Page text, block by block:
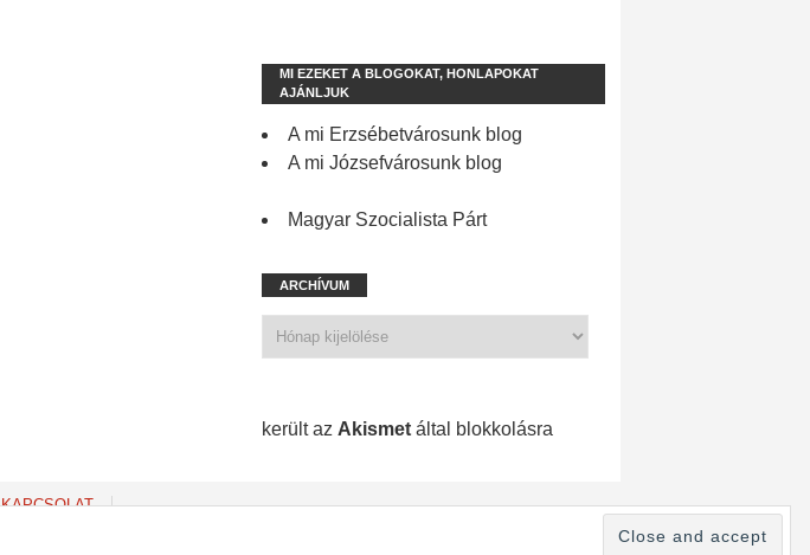
MI EZEKET A BLOGOKAT, HONLAPOKAT
AJÁNLJUK
A mi Erzsébetvárosunk blog
A mi Józsefvárosunk blog
Magyar Szocialista Párt
ARCHÍVUM
került az Akismet által blokkolásra
KAPCSOLAT